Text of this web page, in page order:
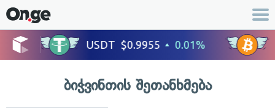
ბიჭვინთის შეთანხმება